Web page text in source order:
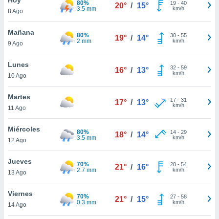
y
en
más
de
8 Ago
80%
3.5 mm
20° / 15° 19- 40
km/h
Mañana
9 Ago
80%
2 mm
19° / 14° 30- 55
km/h
Lunes
10 Ago
16° / 13° 32- 59
km/h
Martes
11 Ago
17° / 13° 17- 31
km/h
Miércoles
12 Ago
80%
3.5 mm
18° / 14° 14- 29
km/h
Jueves
13 Ago
70%
2.7 mm
21° / 16° 28- 54
km/h
Viernes
14 Ago
70%
0.3 mm
21° / 15° 27- 58
km/h